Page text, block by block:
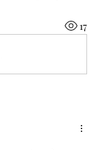
17